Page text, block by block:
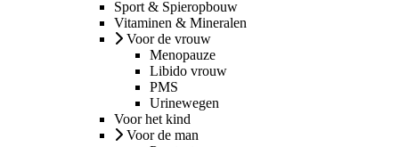
Sport & Spieropbouw
Vitaminen & Mineralen
Voor de vrouw
Menopauze
Libido vrouw
PMS
Urinewegen
Voor het kind
Voor de man